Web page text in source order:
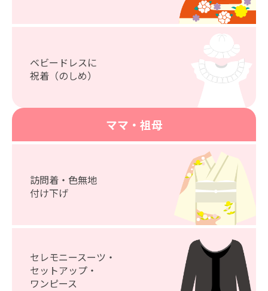
ベビードレスに
祝着（のしめ）
ママ・祖母
訪問着・色無地
付け下げ
セレモニースーツ・
セットアップ・
ワンピース